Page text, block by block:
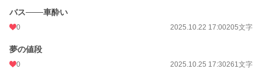
バス───車酔い
0 2025.10.22 17:00205文字
夢の値段
0 2025.10.25 17:30261文字